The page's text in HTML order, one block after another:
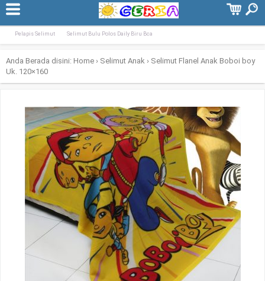
Terpopuler:
Pelapis Selimut Selimut Bulu Polos Daily Biru Bca
Anda Berada disini: Home › Selimut Anak › Selimut Flanel Anak Boboi boy
Uk. 120×160